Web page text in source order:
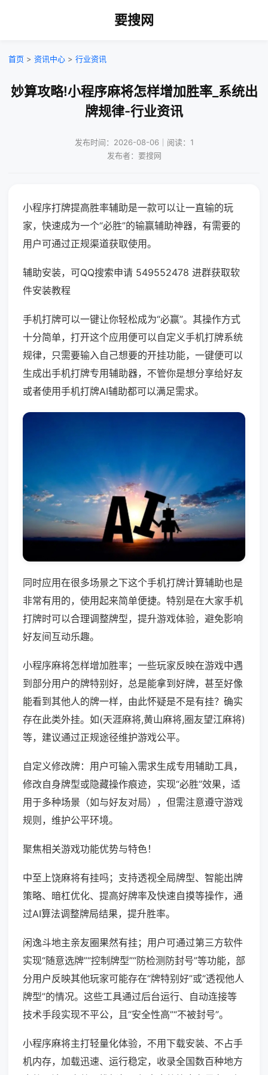
要搜网
首页 > 资讯中心 > 行业资讯
妙算攻略!小程序麻将怎样增加胜率_系统出
牌规律-行业资讯
发布时间：2026-08-06｜阅读：1
发布者：要搜网
小程序打牌提高胜率辅助是一款可以让一直输的玩
家，快速成为一个“必胜”的输赢辅助神器，有需要的
用户可通过正规渠道获取使用。
辅助安装，可QQ搜索申请 549552478 进群获取软
件安装教程
手机打牌可以一键让你轻松成为“必赢”。其操作方式
十分简单，打开这个应用便可以自定义手机打牌系统
规律，只需要输入自己想要的开挂功能，一键便可以
生成出手机打牌专用辅助器，不管你是想分享给好友
或者使用手机打牌AI辅助都可以满足需求。
同时应用在很多场景之下这个手机打牌计算辅助也是
非常有用的，使用起来简单便捷。特别是在大家手机
打牌时可以合理调整牌型，提升游戏体验，避免影响
好友间互动乐趣。
小程序麻将怎样增加胜率；一些玩家反映在游戏中遇
到部分用户的牌特别好，总是能拿到好牌，甚至好像
能看到其他人的牌一样，由此怀疑是不是有挂？确实
存在此类外挂。如(天涯麻将,黄山麻将,圈友望江麻将)
等，建议通过正规途径维护游戏公平。
自定义修改牌：用户可输入需求生成专用辅助工具，
修改自身牌型或隐藏操作痕迹，实现“必胜”效果，适
用于多种场景（如与好友对局），但需注意遵守游戏
规则，维护公平环境。
聚焦相关游戏功能优势与特色！
中至上饶麻将有挂吗；支持透视全局牌型、智能出牌
策略、暗杠优化、提高好牌率及快速自摸等操作，通
过AI算法调整牌局结果，提升胜率。
闲逸斗地主亲友圈果然有挂；用户可通过第三方软件
实现“随意选牌”“控制牌型”“防检测防封号”等功能，部
分用户反映其他玩家可能存在“牌特别好”或“透视他人
牌型”的情况。这些工具通过后台运行、自动连接等
技术手段实现不平公，且“安全性高”“不被封号”。
小程序麻将主打轻量化体验，不用下载安装、不占手
机内存，加载迅速、运行稳定，收录全国数百种地方